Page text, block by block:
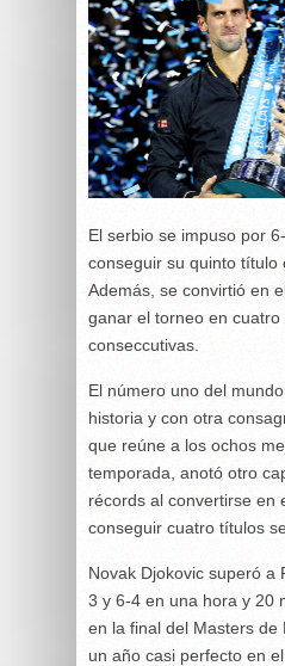
El serbio se impuso por
conseguir su quinto título
Además, se convirtió en
ganar el torneo en
conseccutivas.
El número uno del
historia y con otra
que reúne a los ochos
temporada, anotó otro
récords al convertirse en
conseguir cuatro títulos
Novak Djokovic superó a
3 y 6-4 en una hora y 20
en la final del Masters
un año casi perfecto en